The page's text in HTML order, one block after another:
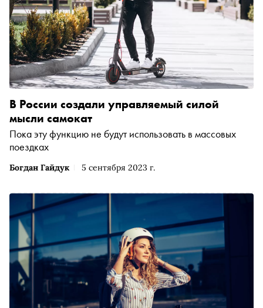
Богдан Гайдук 5 сентября 2023 г.
В России создали управляемый силой
мысли самокат
Пока эту функцию не будут использовать в массовых
поездках